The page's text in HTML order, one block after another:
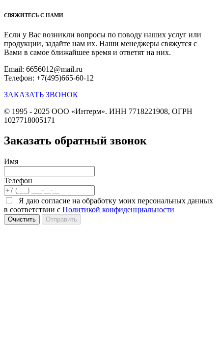
СВЯЖИТЕСЬ С НАМИ
Если у Вас возникли вопросы по поводу наших услуг или
продукции, задайте нам их. Наши менеджеры свяжутся с
Вами в самое ближайшее время и ответят на них.
Email: 6656012@mail.ru
Телефон: +7(495)665-60-12
ЗАКАЗАТЬ ЗВОНОК
© 1995 - 2025 ООО «Интерм». ИНН 7718221908, ОГРН
1027718005171
Заказать обратный звонок
Имя
Телефон
Я даю согласие на обработку моих персональных данных
в соответствии с Политикой конфиденциальности
Очистить Отправить